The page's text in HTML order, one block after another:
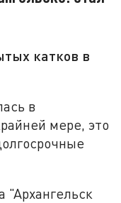
катков в
в
мере, это
"Архангельск